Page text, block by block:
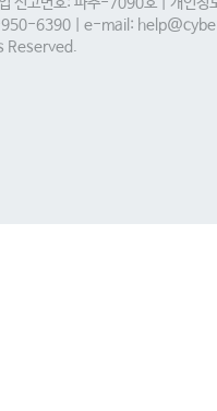
950-6390 | e-mail:
Reserved.